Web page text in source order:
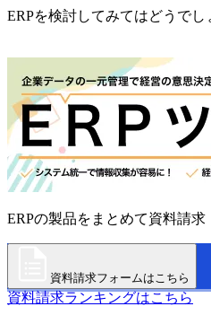
ERPを検討してみてはどうでし
ERPの製品をまとめて資料請求
資料請求フォームはこちら
資料請求ランキングはこちら